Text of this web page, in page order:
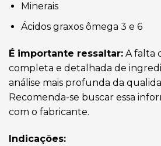
Minerais
Ácidos graxos ômega 3 e 6
É importante ressaltar: A falta
completa e detalhada de
análise mais profunda da
Recomenda-se buscar essa
com o fabricante.
Indicações: